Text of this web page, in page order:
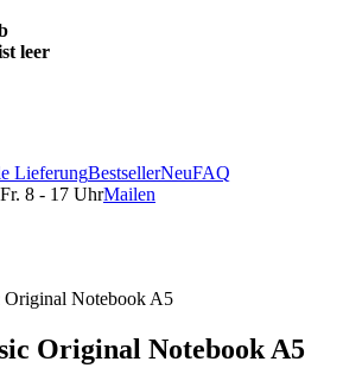
leer
LieferungBestsellerNeuFAQ
8 - 17 UhrMailen
Original Notebook A5
Original Notebook A5